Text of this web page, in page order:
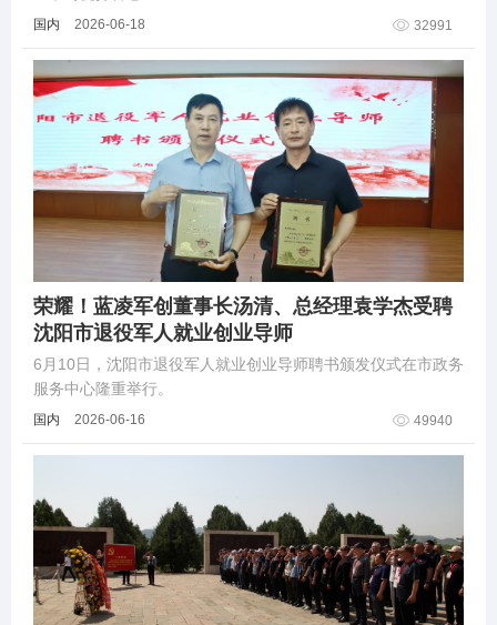
国内 2026-06-18 32991
荣耀！蓝凌军创董事长汤清、总经理袁学杰受聘
沈阳市退役军人就业创业导师
6月10日，沈阳市退役军人就业创业导师聘书颁发仪式在市政务
服务中心隆重举行。
国内 2026-06-16 49940